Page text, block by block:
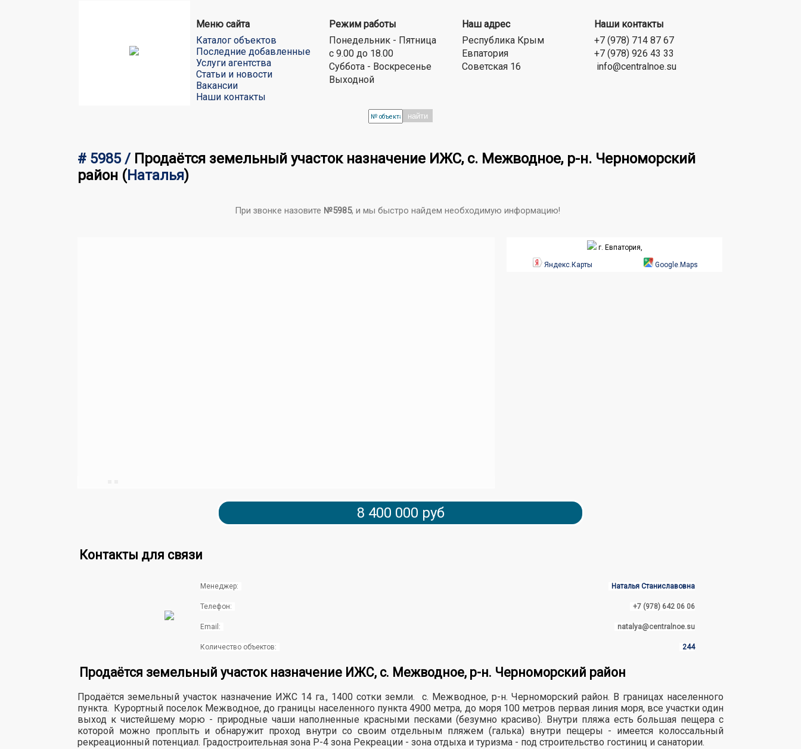
Меню сайта
Каталог объектов
Последние добавленные
Услуги агентства
Статьи и новости
Вакансии
Наши контакты
Режим работы
Понедельник - Пятница
с 9.00 до 18.00
Суббота - Воскресенье
Выходной
Наш адрес
Республика Крым
Евпатория
Советская 16
Наши контакты
+7 (978) 714 87 67
+7 (978) 926 43 33
info@centralnoe.su
найти
# 5985 / Продаётся земельный участок назначение ИЖС, с. Межводное, р-н. Черноморский
район (Наталья)
При звонке назовите №5985, и мы быстро найдем необходимую информацию!
г. Евпатория,
Яндекс.Карты Google.Maps
8 400 000 руб
Контакты для связи
Менеджер: Наталья Станиславовна
Телефон: +7 (978) 642 06 06
Email: natalya@centralnoe.su
Количество объектов: 244
Продаётся земельный участок назначение ИЖС, с. Межводное, р-н. Черноморский район
Продаётся земельный участок назначение ИЖС 14 га., 1400 сотки земли. с. Межводное, р-н. Черноморский район. В границах населенного
пункта. Курортный поселок Межводное, до границы населенного пункта 4900 метра, до моря 100 метров первая линия моря, все участки один
выход к чистейшему морю - природные чаши наполненные красными песками (безумно красиво). Внутри пляжа есть большая пещера с
которой можно проплыть и обнаружит проход внутри со своим отдельным пляжем (галька) внутри пещеры - имеется колоссальный
рекреационный потенциал. Градостроительная зона Р-4 зона Рекреации - зона отдыха и туризма - под строительство гостиниц и санатории.